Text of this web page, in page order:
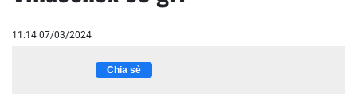
11:14 07/03/2024
Chia sẻ